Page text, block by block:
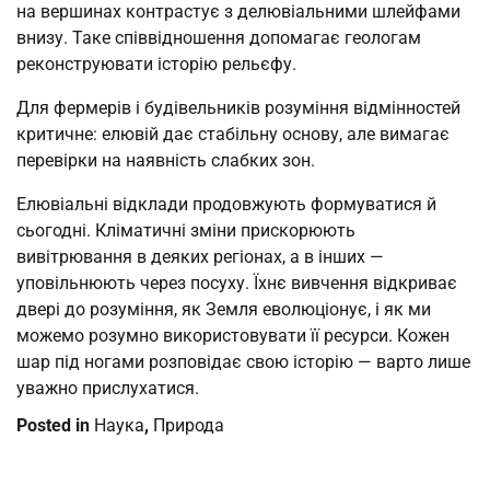
на вершинах контрастує з делювіальними шлейфами
внизу. Таке співвідношення допомагає геологам
реконструювати історію рельєфу.
Для фермерів і будівельників розуміння відмінностей
критичне: елювій дає стабільну основу, але вимагає
перевірки на наявність слабких зон.
Елювіальні відклади продовжують формуватися й
сьогодні. Кліматичні зміни прискорюють
вивітрювання в деяких регіонах, а в інших —
уповільнюють через посуху. Їхнє вивчення відкриває
двері до розуміння, як Земля еволюціонує, і як ми
можемо розумно використовувати її ресурси. Кожен
шар під ногами розповідає свою історію — варто лише
уважно прислухатися.
Posted in Наука, Природа